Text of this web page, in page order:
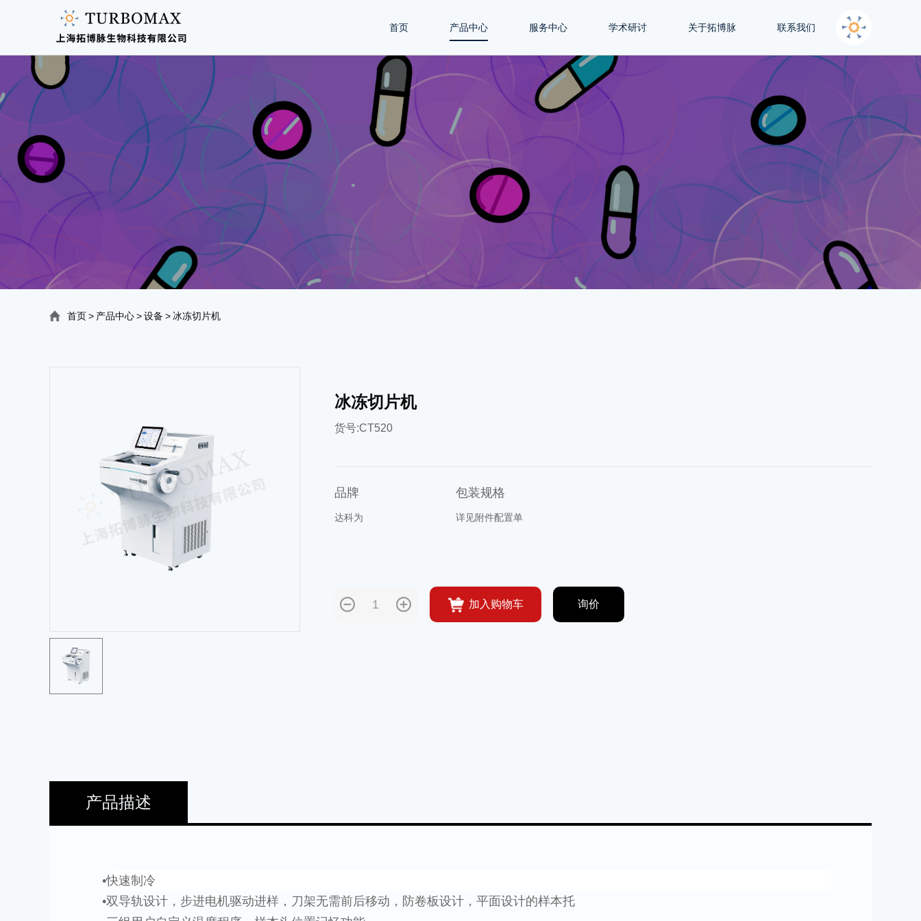
首页 产品中心 服务中心 学术研讨 关于拓博脉 联系我们
首页> 产品中心>设备 >冰冻切片机
冰冻切片机
货号:CT520
品牌
达科为
包装规格
详见附件配置单
加入购物车 询价
产品描述
•快速制冷
•双导轨设计，步进电机驱动进样，刀架无需前后移动，防卷板设计，平面设计的样本托